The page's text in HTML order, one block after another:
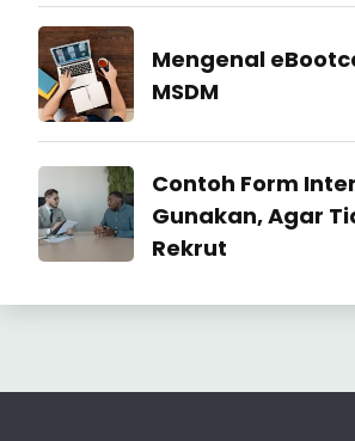
27
2026
Industrial
Relation
Mengenal
MSDM
22
July
2026
Industrial
Relation
Contoh Form
Gunakan, Agar
Rekrut
23